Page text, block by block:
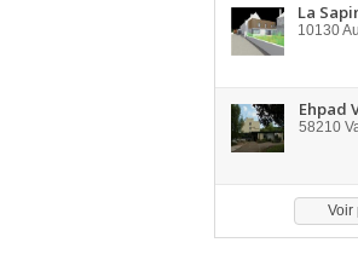
La
10130
Ehpad
58210
Voir